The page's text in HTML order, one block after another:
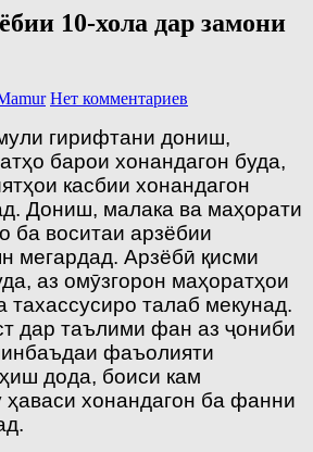
10-хола дар замони
Нет комментариев
гирифтани дониш,
барои хонандагон буда,
касбии хонандагон
Дониш, малака ва маҳорати
ба воситаи арзёбии
мегардад. Арзёбӣ қисми
аз омӯзгорон маҳоратҳои
тахассусиро талаб мекунад.
дар таълими фан аз ҷониби
фаъолияти
дода, боиси кам
ҳаваси хонандагон ба фанни